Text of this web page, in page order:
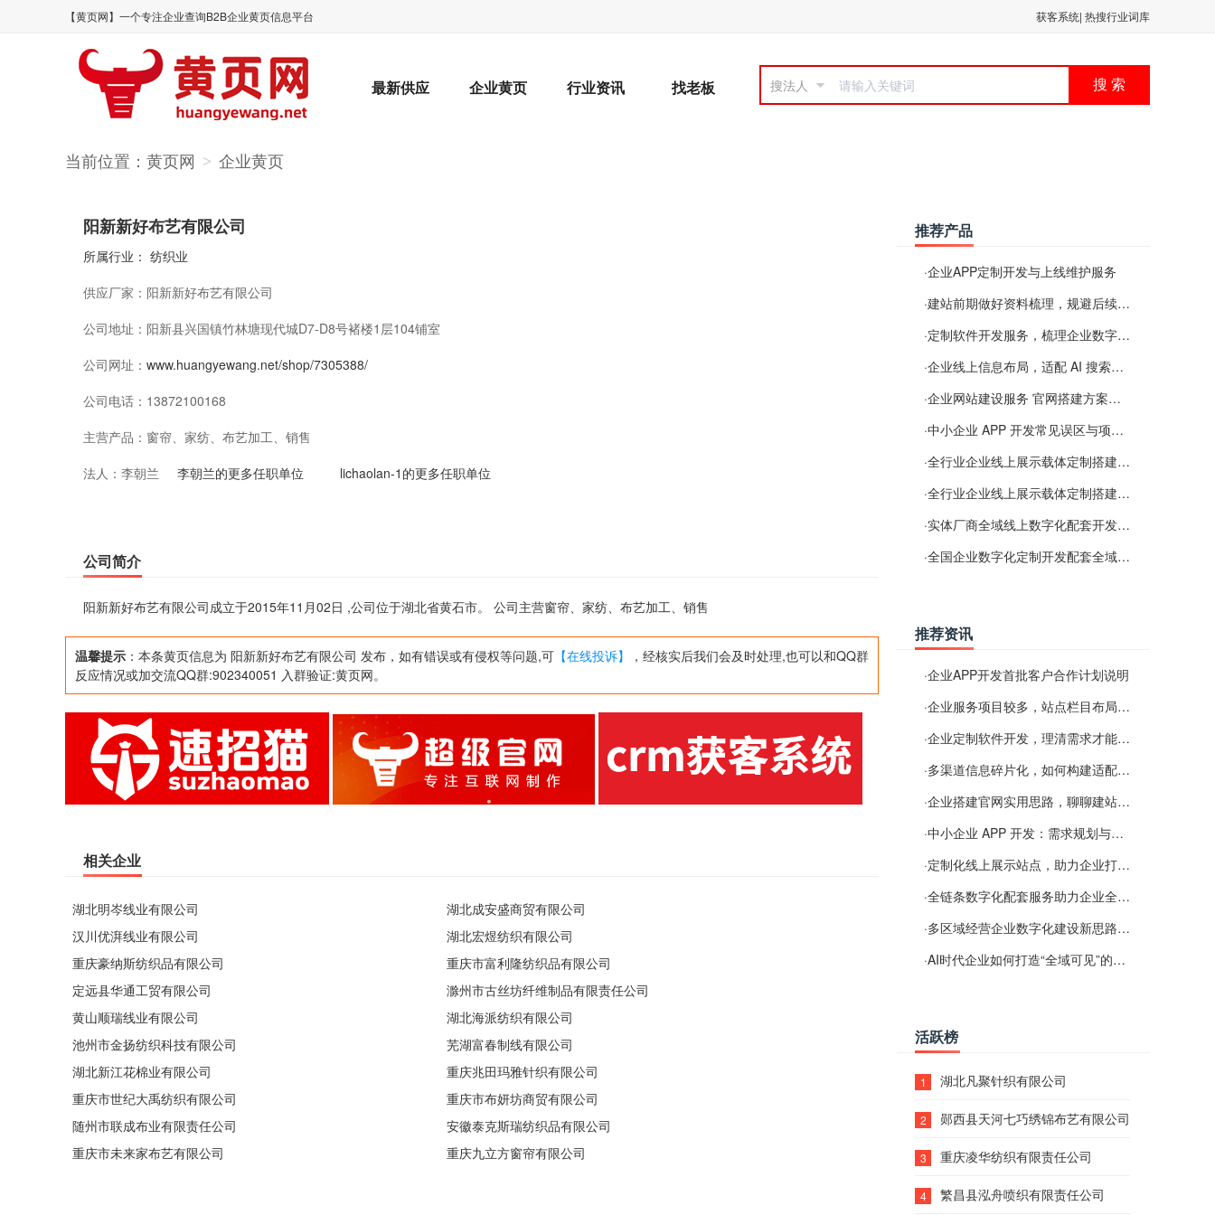
【黄页网】一个专注企业查询B2B企业黄页信息平台 获客系统| 热搜行业词库
最新供应 企业黄页 行业资讯 找老板 搜法人 搜 索
当前位置： 黄页网 > 企业黄页
阳新新好布艺有限公司
所属行业： 纺织业
供应厂家： 阳新新好布艺有限公司
公司地址： 阳新县兴国镇竹林塘现代城D7-D8号褚楼1层104铺室
公司网址： www.huangyewang.net/shop/7305388/
公司电话： 13872100168
主营产品： 窗帘、家纺、布艺加工、销售
法人： 李朝兰 李朝兰的更多任职单位 lichaolan-1的更多任职单位
公司简介
阳新新好布艺有限公司成立于2015年11月02日 ,公司位于湖北省黄石市。 公司主营窗帘、家纺、布艺加工、销售
温馨提示 ：本条黄页信息为 阳新新好布艺有限公司 发布，如有错误或有侵权等问题,可 【在线投诉】
，经核实后我们会及时处理,也可以和QQ群
反应情况或加交流QQ群:902340051 入群验证:黄页网。
相关企业
湖北明岑线业有限公司
汉川优湃线业有限公司
重庆豪纳斯纺织品有限公司
定远县华通工贸有限公司
黄山顺瑞线业有限公司
池州市金扬纺织科技有限公司
湖北新江花棉业有限公司
重庆市世纪大禹纺织有限公司
随州市联成布业有限责任公司
重庆市未来家布艺有限公司
湖北成安盛商贸有限公司
湖北宏煜纺织有限公司
重庆市富利隆纺织品有限公司
滁州市古丝坊纤维制品有限责任公司
湖北海派纺织有限公司
芜湖富春制线有限公司
重庆兆田玛雅针织有限公司
重庆市布妍坊商贸有限公司
安徽泰克斯瑞纺织品有限公司
重庆九立方窗帘有限公司
推荐产品
·企业APP定制开发与上线维护服务
·建站前期做好资料梳理，规避后续各类使用难题
·定制软件开发服务，梳理企业数字化落地常见难点
·企业线上信息布局，适配 AI 搜索需要留意这些要点
·企业网站建设服务 官网搭建方案经验分享
·中小企业 APP 开发常见误区与项目规划实用经验
·全行业企业线上展示载体定制搭建服务
·全行业企业线上展示载体定制搭建服务
·实体厂商全域线上数字化配套开发与地域检索优化服务
·全国企业数字化定制开发配套全域搜索优化服务
推荐资讯
·企业APP开发首批客户合作计划说明
·企业服务项目较多，站点栏目布局规划参考思路
·企业定制软件开发，理清需求才能提升数字化落地效率
·多渠道信息碎片化，如何构建适配 AI 检索的品牌信息源
·企业搭建官网实用思路，聊聊建站容易忽视的问题
·中小企业 APP 开发：需求规划与项目落地避坑经验分享
·定制化线上展示站点，助力企业打通线上经营渠道
·全链条数字化配套服务助力企业全域线上经营
·多区域经营企业数字化建设新思路：多端载体与地域检索一体化落地思路分享
·AI时代企业如何打造“全域可见”的数字资产？梓彤超越给出新解法
活跃榜
1 湖北凡聚针织有限公司
2 郧西县天河七巧绣锦布艺有限公司
3 重庆凌华纺织有限责任公司
4 繁昌县泓舟喷织有限责任公司